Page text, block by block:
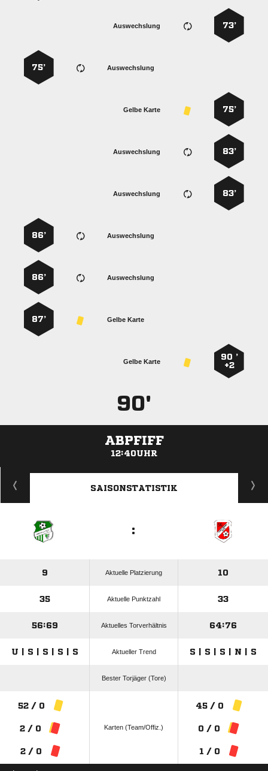
73’
Auswechslung
Auswechslung
75’
75’
Gelbe Karte
83’
Auswechslung
83’
Auswechslung
Auswechslung
86’
Auswechslung
86’
Gelbe Karte
87’
90 ’
+2
Gelbe Karte
90'
ABPFIFF
12:40UHR
ANZEIGE
SAISONSTATISTIK
:
9 Aktuelle Platzierung 10
35 Aktuelle Punktzahl 33
56:69 Aktuelles Torverhältnis 64:76
U | S | S | S | S Aktueller Trend S | S | S | N | S
Bester Torjäger (Tore)
52 / 0
2 / 0
2 / 0
Karten (Team/Offiz.)
45 / 0
0 / 0
1 / 0